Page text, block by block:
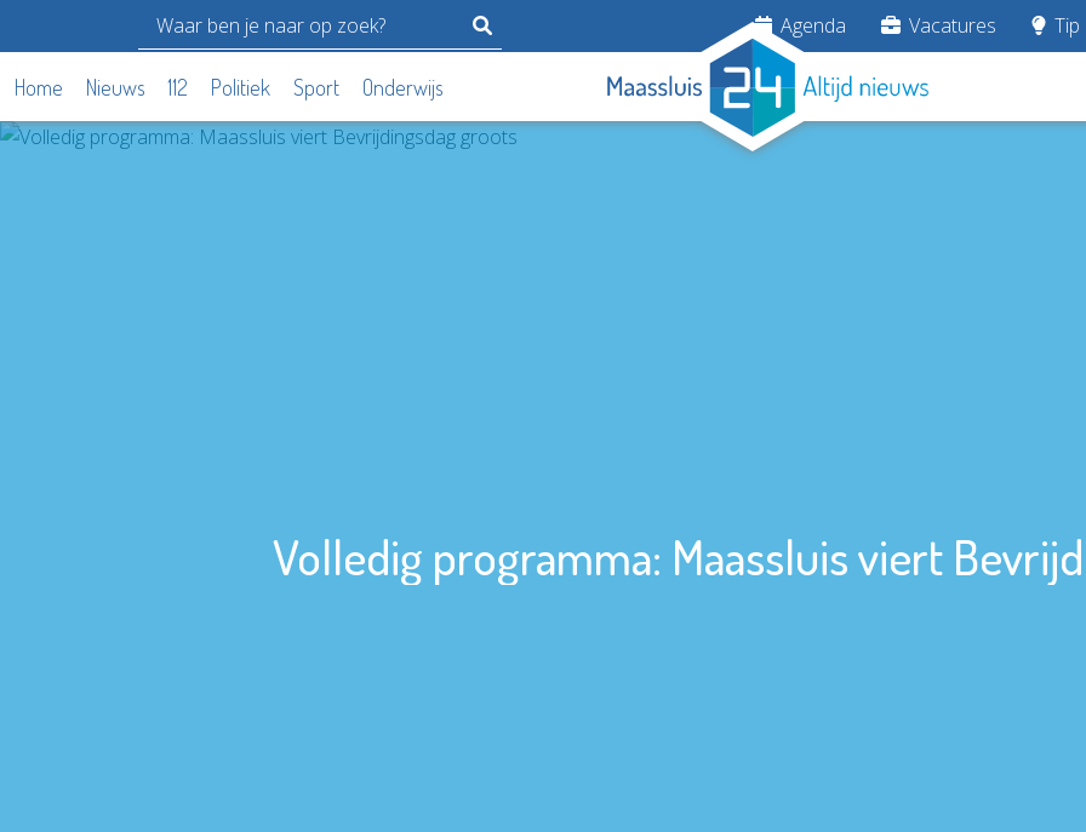
Agenda Vacatures Tip
Home Nieuws 112 Politiek Sport Onderwijs
Volledig programma: Maassluis viert